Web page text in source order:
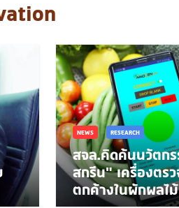
NEWS RESEARCH
สจล.คิดค้นนวัตก
สกรีน" เครื่องตร
ตกค้างในผักผลไ